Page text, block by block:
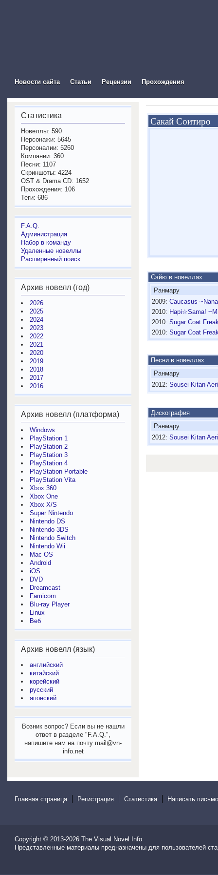
Новости сайта Статьи Рецензии Прохождения
Сакай Соитиро
Сэйю в новеллах
Ранмару
2009: Caucasus
2010: Hapi☆Sama!
2010: Sugar Coat
2010: Sugar Coat
Песни в новеллах
Ранмару
2012: Sousei Kitan
Дискография
Ранмару
2012: Sousei Kitan
Статистика
Новеллы: 590
Персонажи: 5645
Персоналии: 5260
Компании: 360
Песни: 1107
Скриншоты: 4224
OST & Drama CD: 1652
Прохождения: 106
Теги: 686
F.A.Q.
Администрация
Набор в команду
Удаленные новеллы
Расширенный поиск
Архив новелл (год)
2026
2025
2024
2023
2022
2021
2020
2019
2018
2017
2016
Архив новелл (платформа)
Windows
PlayStation 1
PlayStation 2
PlayStation 3
PlayStation 4
PlayStation Portable
PlayStation Vita
Xbox 360
Xbox One
Xbox X/S
Super Nintendo
Nintendo DS
Nintendo 3DS
Nintendo Switch
Nintendo Wii
Mac OS
Android
iOS
DVD
Dreamcast
Famicom
Blu-ray Player
Linux
Веб
Архив новелл (язык)
английский
китайский
корейский
русский
японский
Возник вопрос? Если вы не нашли
ответ в разделе "F.A.Q.",
напишите нам на почту mail@vn-
info.net
Главная страница Регистрация Статистика Написать
Copyright © 2013-2026 The Visual Novel Info
Представленные материалы предназначены для пользователей